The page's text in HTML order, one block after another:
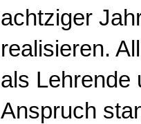
achtziger
realisieren.
als Lehrende
Anspruch